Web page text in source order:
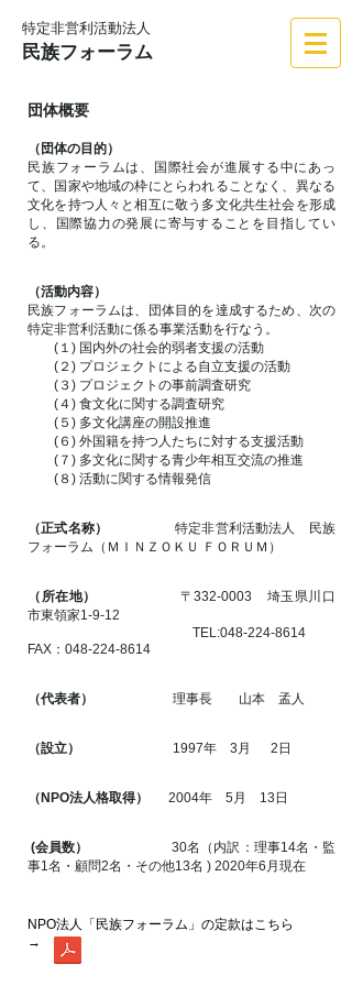
特定非営利活動法人
​民族フォーラム
団体概要
（団体の目的）
民族フォーラムは、国際社会が進展する中にあっ
て、国家や地域の枠にとらわれることなく、異なる
文化を持つ人々と相互に敬う多文化共生社会を形成
し、国際協力の発展に寄与することを目指してい
る。
（活動内容）
民族フォーラムは、団体目的を達成するため、次の
特定非営利活動に係る事業活動を行なう。
(１) 国内外の社会的弱者支援の活動
(２) プロジェクトによる自立支援の活動
(３) プロジェクトの事前調査研究
(４) 食文化に関する調査研究
(５) 多文化講座の開設推進
(６) 外国籍を持つ人たちに対する支援活動
(７) 多文化に関する青少年相互交流の推進
(８) 活動に関する情報発信
（正式名称）
特定非営利活動法人 民族
フォーラム （ＭＩＮＺＯＫＵ ＦＯＲＵＭ）
（所在地）
〒332-0003 埼玉県川口
市東領家1-9-12
TEL:048-224-8614
FAX：048-224-8614
（代表者） 理事長 山本 孟人
（設立） 1997年 3月 2日
（NPO法人格取得） 2004年 5月 13日
(会員数）
30名（内訳：理事14名・監
事1名・顧問2名・その他13名 ) 2020年6月現在
NPO法人「民族フォーラム」の定款はこちら
→